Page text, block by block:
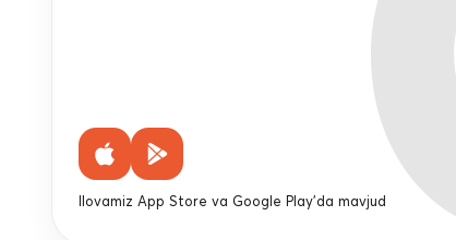
Ilovamiz App Store va Google Play'da mavjud